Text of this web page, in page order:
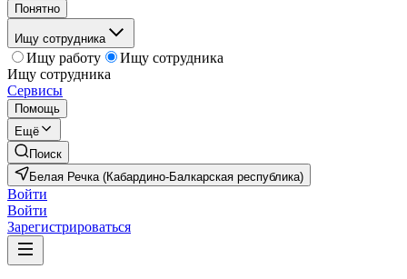
Понятно
Ищу сотрудника
Ищу работу
Ищу сотрудника
Ищу сотрудника
Сервисы
Помощь
Ещё
Поиск
Белая Речка (Кабардино-Балкарская республика)
Войти
Войти
Зарегистрироваться